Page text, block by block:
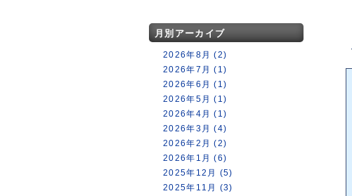
月別アーカイブ
2026年8月 (2)
2026年7月 (1)
2026年6月 (1)
2026年5月 (1)
2026年4月 (1)
2026年3月 (4)
2026年2月 (2)
2026年1月 (6)
2025年12月 (5)
2025年11月 (3)